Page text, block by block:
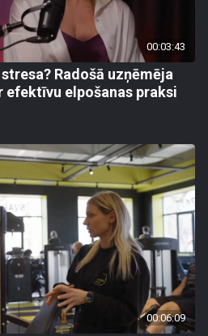
00:03:43
Radošā uzņēmēja
efektīvu elpošanas praksi
00:06:09